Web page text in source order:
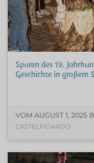
Spuren des 19.
Geschichte in großem
VOM AUGUST 1, 2025
CASTELFIDARDO